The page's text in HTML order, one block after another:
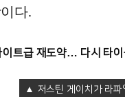
다.
이트급 재도약… 다시 타
저스틴 게이치가 라